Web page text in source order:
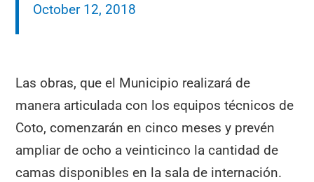
October 12, 2018
Las obras, que el Municipio realizará de
manera articulada con los equipos técnicos de
Coto, comenzarán en cinco meses y prevén
ampliar de ocho a veinticinco la cantidad de
camas disponibles en la sala de internación.